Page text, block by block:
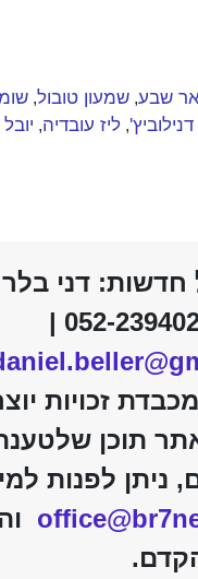
שבע, שמעון טובול,
, ליז עובדיה,
חדשות: דני
אחראי 052-2394026 |
זכויות
תוכן
ניתן לפנות